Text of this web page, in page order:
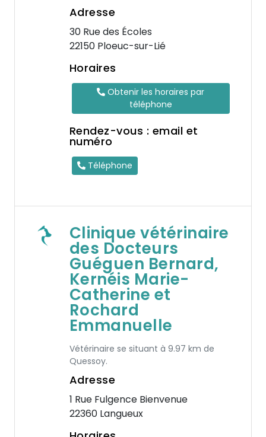
Adresse
30 Rue des Écoles
22150 Ploeuc-sur-Lié
Horaires
Obtenir les horaires par
téléphone
Rendez-vous : email et
numéro
Téléphone
Clinique vétérinaire
des Docteurs
Guéguen Bernard,
Kernéis Marie-
Catherine et
Rochard
Emmanuelle
Vétérinaire se situant à 9.97 km de
Quessoy.
Adresse
1 Rue Fulgence Bienvenue
22360 Langueux